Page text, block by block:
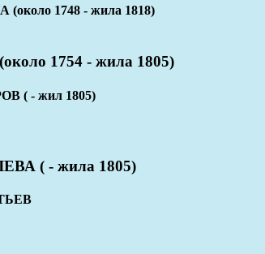
1748 - жила 1818)
1754 - жила 1805)
( - жил 1805)
( - жила 1805)